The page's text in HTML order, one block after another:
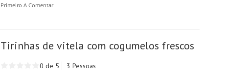
Primeiro A Comentar
Tirinhas de vitela com cogumelos frescos
0 de 5 3 Pessoas